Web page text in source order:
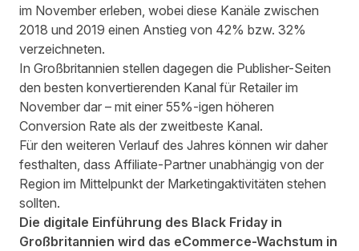
im November erleben, wobei diese Kanäle zwischen
2018 und 2019 einen Anstieg von 42% bzw. 32%
verzeichneten.
In Großbritannien stellen dagegen die Publisher-Seiten
den besten konvertierenden Kanal für Retailer im
November dar – mit einer 55%-igen höheren
Conversion Rate als der zweitbeste Kanal.
Für den weiteren Verlauf des Jahres können wir daher
festhalten, dass Affiliate-Partner unabhängig von der
Region im Mittelpunkt der Marketingaktivitäten stehen
sollten.
Die digitale Einführung des Black Friday in
Großbritannien wird das eCommerce-Wachstum in